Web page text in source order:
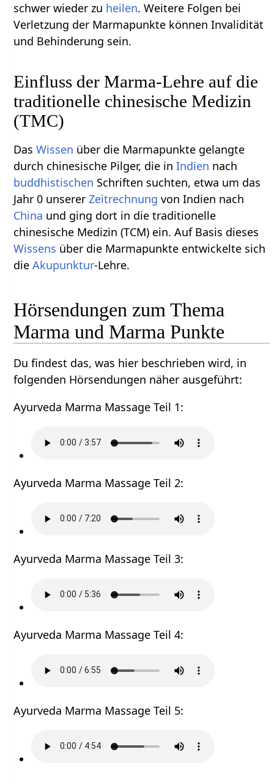
schwer wieder zu heilen. Weitere Folgen bei
Verletzung der Marmapunkte können Invalidität
und Behinderung sein.
Einfluss der Marma-Lehre auf die
traditionelle chinesische Medizin
(TMC)
DasWissen über die Marmapunkte gelangte
durch chinesische Pilger, die inIndien nach
buddhistischen Schriften suchten, etwa um das
Jahr 0 unsererZeitrechnung von Indien nach
China und ging dort in die traditionelle
chinesische Medizin (TCM) ein. Auf Basis dieses
Wissens über die Marmapunkte entwickelte sich
dieAkupunktur-Lehre.
Hörsendungen zum Thema
Marma und Marma Punkte
Du findest das, was hier beschrieben wird, in
folgenden Hörsendungen näher ausgeführt:
Ayurveda Marma Massage Teil 1:
Ayurveda Marma Massage Teil 2:
Ayurveda Marma Massage Teil 3:
Ayurveda Marma Massage Teil 4:
Ayurveda Marma Massage Teil 5: